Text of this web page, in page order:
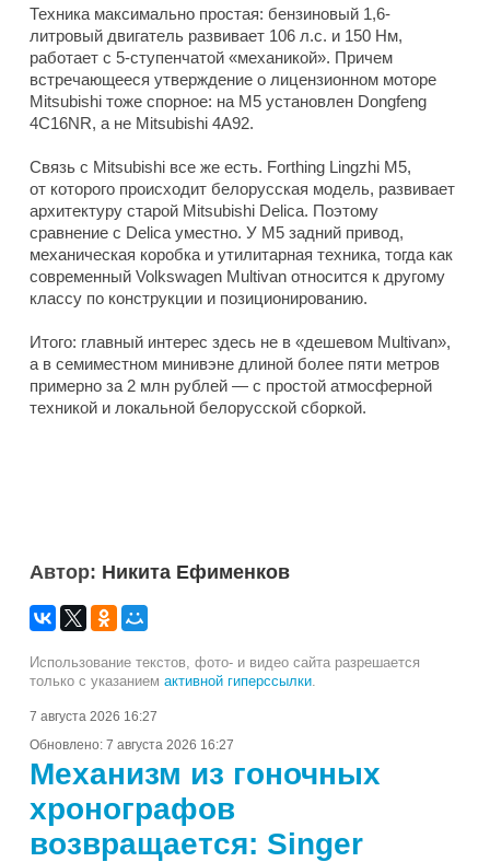
Техника максимально простая: бензиновый 1,6-
литровый двигатель развивает 106 л.с. и 150 Нм,
работает с 5-ступенчатой «механикой». Причем
встречающееся утверждение о лицензионном моторе
Mitsubishi тоже спорное: на M5 установлен Dongfeng
4C16NR, а не Mitsubishi 4A92.
Связь с Mitsubishi все же есть. Forthing Lingzhi M5,
от которого происходит белорусская модель, развивает
архитектуру старой Mitsubishi Delica. Поэтому
сравнение с Delica уместно. У M5 задний привод,
механическая коробка и утилитарная техника, тогда как
современный Volkswagen Multivan относится к другому
классу по конструкции и позиционированию.
Итого: главный интерес здесь не в «дешевом Multivan»,
а в семиместном минивэне длиной более пяти метров
примерно за 2 млн рублей — с простой атмосферной
техникой и локальной белорусской сборкой.
Автор: Никита Ефименков
Использование текстов, фото- и видео сайта разрешается
только с указанием активной гиперссылки
7 августа 2026 16:27
Обновлено: 7 августа 2026 16:27
Механизм из гоночных
хронографов
возвращается: Singer